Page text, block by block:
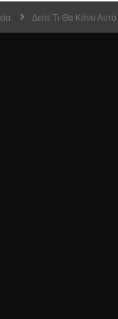
Δείτε Τι Θα Κάνει